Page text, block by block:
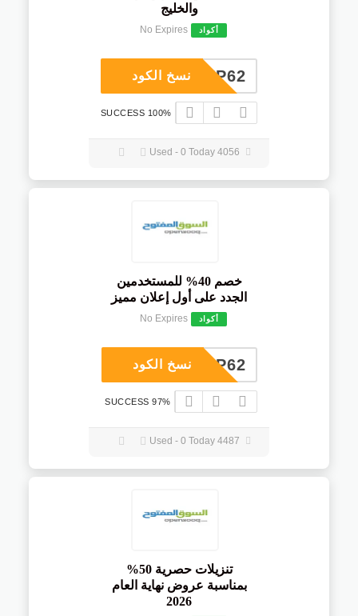
والخليج
أكواد No Expires
COUP62نسخ الكود
100% SUCCESS
خصم 40% للمستخدمين
الجدد على أول إعلان مميز
أكواد No Expires
COUP62نسخ الكود
97% SUCCESS
تنزيلات حصرية 50%
بمناسبة عروض نهاية العام
2026